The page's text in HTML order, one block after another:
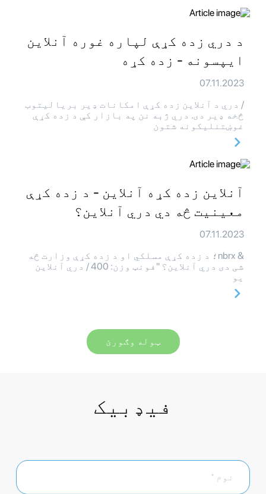
د دري زده کړې لپاره غوره آنلاین
ایپسونه - زده کړه
07.11.2023
/ دري د آنلاین زده کړې امکانات ډیر بریالیتوب
څخه ډیر دی. دري ژبه نن په بازار کې د زده کړې
غوښتنلیکونه شتون
آنلاین زده کړه آنلاین - د زده کړې
معینیت څه دي دري آنلاین؟
07.11.2023
& nbrx؛ د زده کړې مسلکي او د زده کړې وزارت څه
شی دی دري آنلاین؟ "فونټ وزن: 400 / دري آنلاین
یو
ټوله وګورئ
فیډبیک